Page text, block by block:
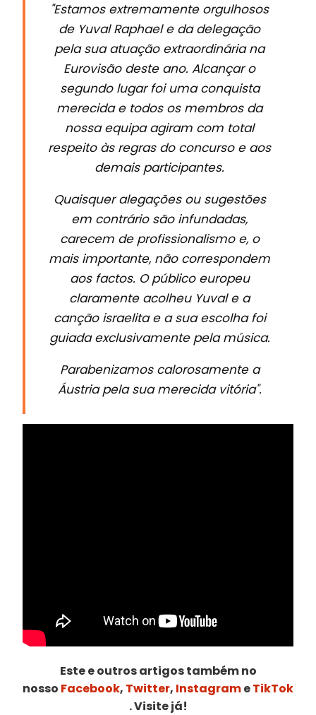
"Estamos extremamente orgulhosos
de Yuval Raphael e da delegação
pela sua atuação extraordinária na
Eurovisão deste ano. Alcançar o
segundo lugar foi uma conquista
merecida e todos os membros da
nossa equipa agiram com total
respeito às regras do concurso e aos
demais participantes.
Quaisquer alegações ou sugestões
em contrário são infundadas,
carecem de profissionalismo e, o
mais importante, não correspondem
aos factos. O público europeu
claramente acolheu Yuval e a
canção israelita e a sua escolha foi
guiada exclusivamente pela música.
Parabenizamos calorosamente a
Áustria pela sua merecida vitória".
Este e outros artigos também no
nosso Facebook, Twitter, InstagrameTikTok
. Visite já!